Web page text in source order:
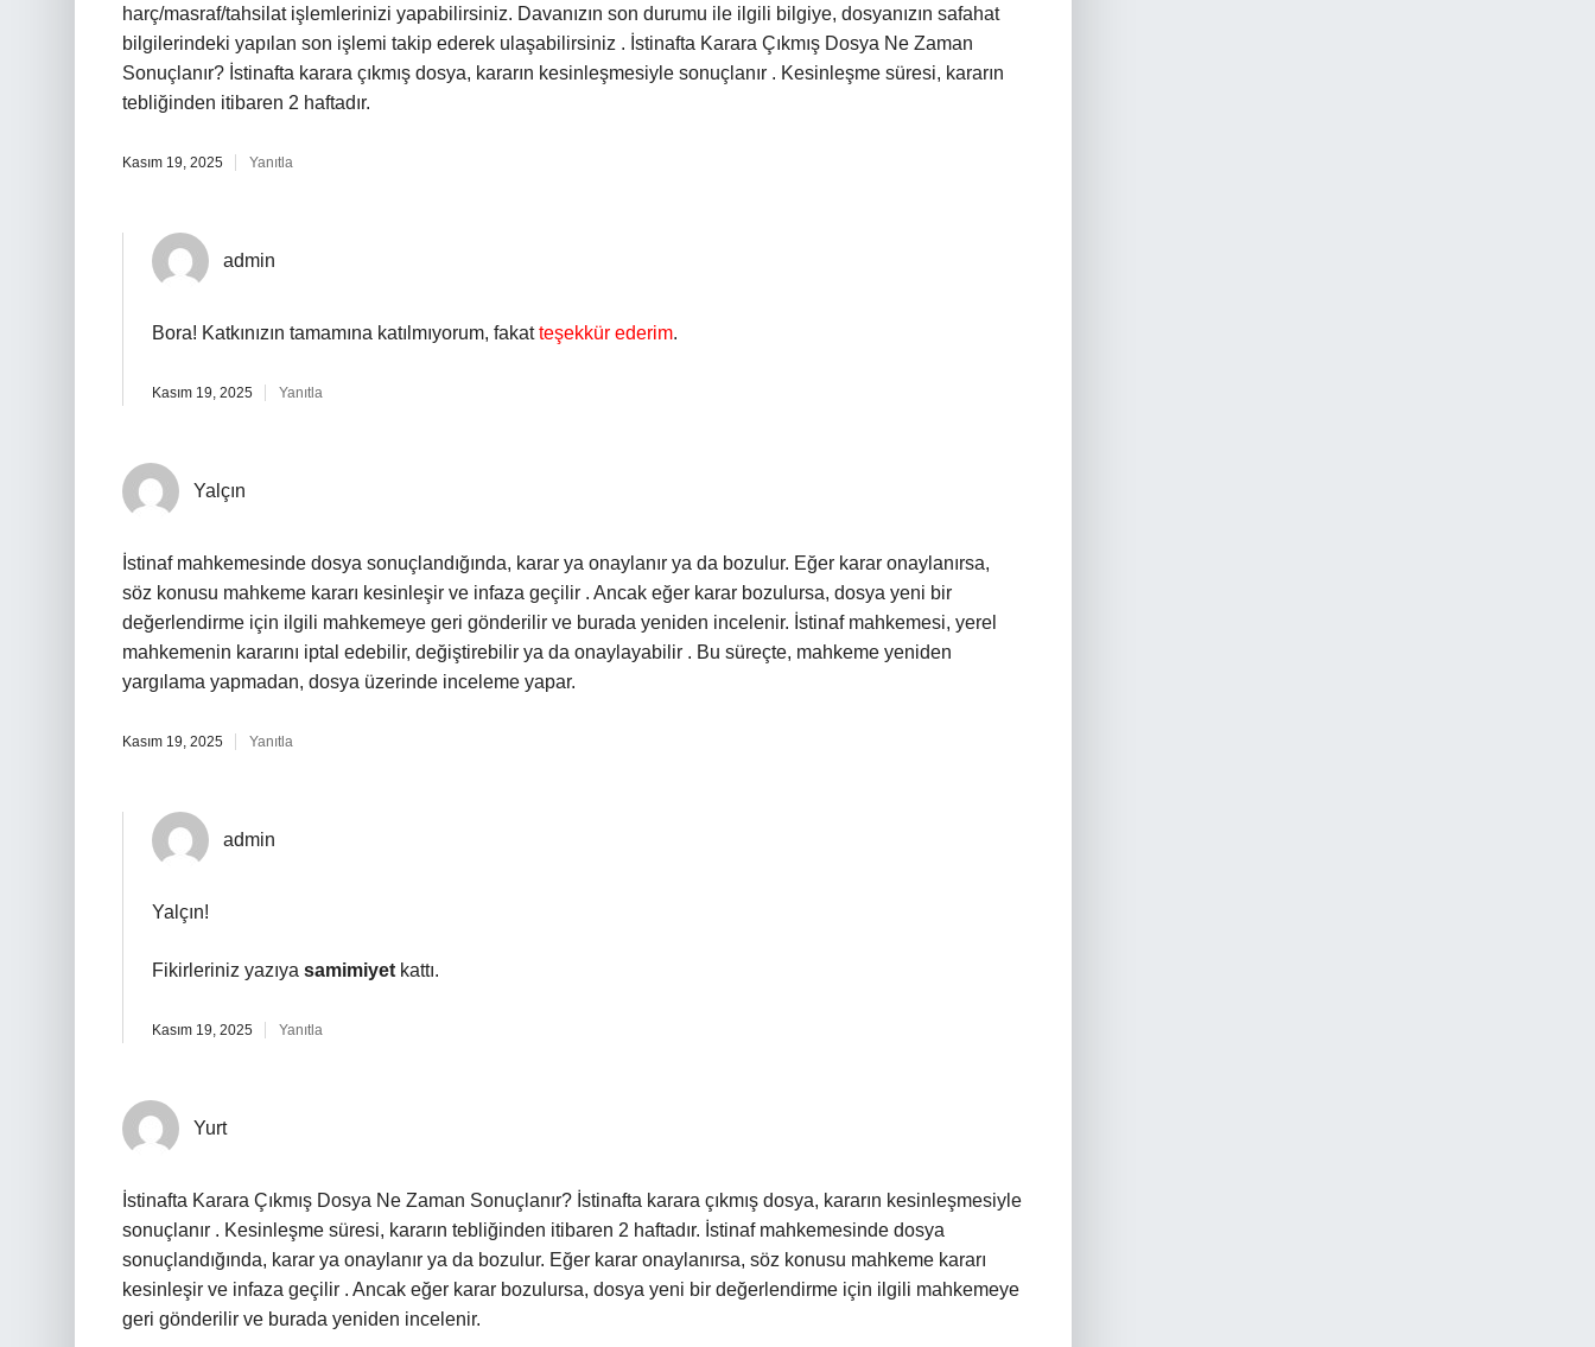
harç/masraf/tahsilat işlemlerinizi yapabilirsiniz. Davanızın son durumu ile ilgili bilgiye, dosyanızın safahat
bilgilerindeki yapılan son işlemi takip ederek ulaşabilirsiniz . İstinafta Karara Çıkmış Dosya Ne Zaman
Sonuçlanır? İstinafta karara çıkmış dosya, kararın kesinleşmesiyle sonuçlanır . Kesinleşme süresi, kararın
tebliğinden itibaren 2 haftadır.
Kasım 19, 2025 Yanıtla
admin
Bora! Katkınızın tamamına katılmıyorum, fakatteşekkür ederim.
Kasım 19, 2025 Yanıtla
Yalçın
İstinaf mahkemesinde dosya sonuçlandığında, karar ya onaylanır ya da bozulur. Eğer karar onaylanırsa,
söz konusu mahkeme kararı kesinleşir ve infaza geçilir . Ancak eğer karar bozulursa, dosya yeni bir
değerlendirme için ilgili mahkemeye geri gönderilir ve burada yeniden incelenir. İstinaf mahkemesi, yerel
mahkemenin kararını iptal edebilir, değiştirebilir ya da onaylayabilir . Bu süreçte, mahkeme yeniden
yargılama yapmadan, dosya üzerinde inceleme yapar.
Kasım 19, 2025 Yanıtla
admin
Yalçın!
Fikirleriniz yazıya samimiyet kattı.
Kasım 19, 2025 Yanıtla
Yurt
İstinafta Karara Çıkmış Dosya Ne Zaman Sonuçlanır? İstinafta karara çıkmış dosya, kararın kesinleşmesiyle
sonuçlanır . Kesinleşme süresi, kararın tebliğinden itibaren 2 haftadır. İstinaf mahkemesinde dosya
sonuçlandığında, karar ya onaylanır ya da bozulur. Eğer karar onaylanırsa, söz konusu mahkeme kararı
kesinleşir ve infaza geçilir . Ancak eğer karar bozulursa, dosya yeni bir değerlendirme için ilgili mahkemeye
geri gönderilir ve burada yeniden incelenir.